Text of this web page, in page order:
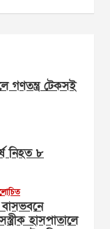
গণতন্ত্র টেকসই
নিহত ৮
বাসভবনে
হাসপাতালে